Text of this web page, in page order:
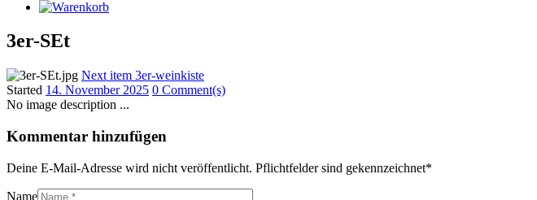
3er-SEt
Next item 3er-weinkiste
Started 14. November 2025 0 Comment(s)
No image description ...
Kommentar hinzufügen
Deine E-Mail-Adresse wird nicht veröffentlicht. Pflichtfelder sind gekennzeichnet*
Name